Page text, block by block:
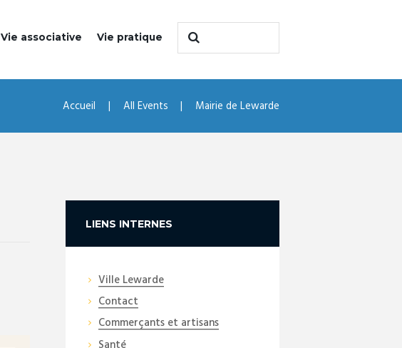
Vie associative Vie pratique
Accueil All Events Mairie de Lewarde
LIENS INTERNES
Ville Lewarde
Contact
Commerçants et artisans